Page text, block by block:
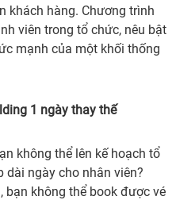
khách hàng. Chương trình
viên trong tổ chức, nêu bật
mạnh của một khối thống
1 ngày thay thế
không thể lên kế hoạch tổ
ngày cho nhân viên?
bạn không thể book được vé